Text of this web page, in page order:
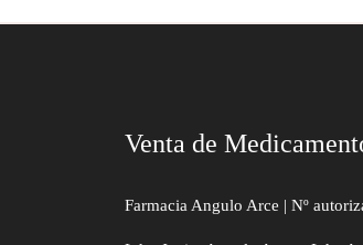
Venta de
Farmacia Angulo Arce | Nº